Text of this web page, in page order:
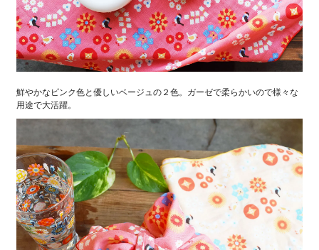
鮮やかなピンク色と優しいベージュの２色。ガーゼで柔らかいので様々な
用途で大活躍。